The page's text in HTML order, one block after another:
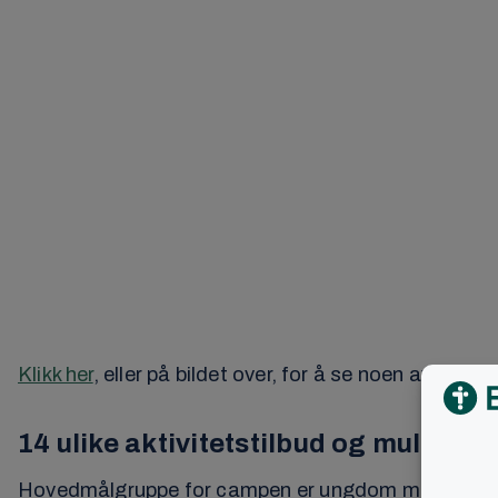
Klikk her, eller på bildet over, for å se noen av
14 ulike aktivitetstilbud og
Hovedmålgruppe for campen er ungdom mellom